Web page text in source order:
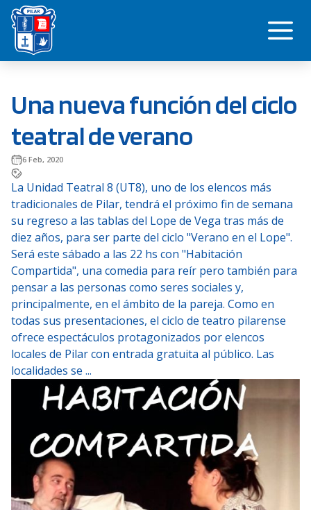
Saltar
contenido
Una nueva función del ciclo
teatral de verano
6 Feb, 2020
La Unidad Teatral 8 (UT8), uno de los elencos más
tradicionales de Pilar, tendrá el próximo fin de semana
su regreso a las tablas del Lope de Vega tras más de
diez años, para ser parte del ciclo "Verano en el Lope".
Será este sábado a las 22 hs con "Habitación
Compartida", una comedia para reír pero también para
pensar a las personas como seres sociales y,
principalmente, en el ámbito de la pareja. Como en
todas sus presentaciones, el ciclo de teatro pilarense
ofrece espectáculos protagonizados por elencos
locales de Pilar con entrada gratuita al público. Las
localidades se ...